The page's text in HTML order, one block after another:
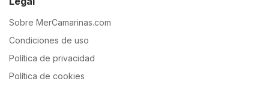
Sobre MerCamarinas.com
Condiciones de uso
Política de privacidad
Política de cookies